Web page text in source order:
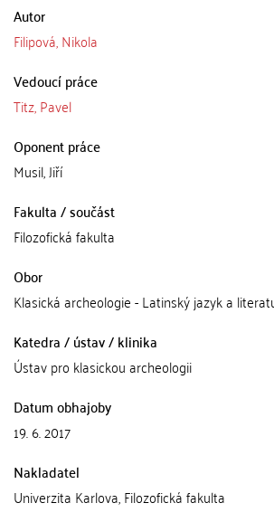
Autor
Filipová, Nikola
Vedoucí práce
Titz, Pavel
Oponent práce
Musil, Jiří
Fakulta / součást
Filozofická fakulta
Obor
Klasická archeologie - Latinský jazyk a
Katedra / ústav / klinika
Ústav pro klasickou archeologii
Datum obhajoby
19. 6. 2017
Nakladatel
Univerzita Karlova, Filozofická fakulta